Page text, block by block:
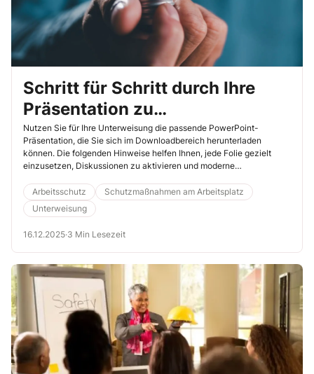
Schritt für Schritt durch Ihre
Präsentation zu
Arbeitsschutztrends 2026
Nutzen Sie für Ihre Unterweisung die passende PowerPoint-
Präsentation, die Sie sich im Downloadbereich herunterladen
können. Die folgenden Hinweise helfen Ihnen, jede Folie gezielt
einzusetzen, Diskussionen zu aktivieren und moderne
Arbeitsschutz
Schutzmaßnahmen am Arbeitsplatz
Unterweisung
16.12.2025·3 Min Lesezeit